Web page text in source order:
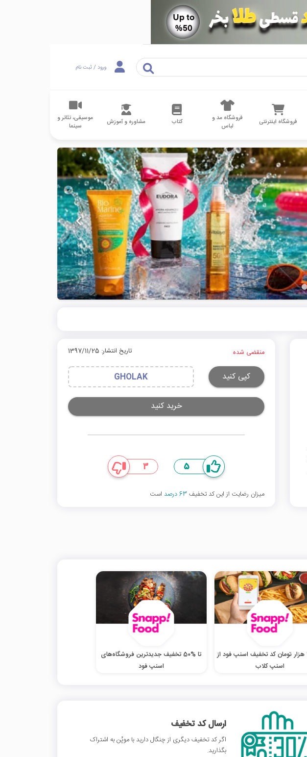
ورود / ثبت نام
فروشگاه اینترنتی
فروشگاه مد و
لباس
کتاب مشاوره و آموزش
موسیقی، تئاتر و
سینما
منقضی شده تاریخ انتشار: 1397/11/25
کپی کنید GHOLAK
خرید کنید
5
3
میزان رضایت از این کد تخفیف 63 درصد است
تا 300 هزار تومان کد تخفیف اسنپ فود از
اسنپ کلاب
تا %50 تخفیف جدیدترین فروشگاه‌های
اسنپ فود
ارسال کد تخفیف
اگر کد تخفیف دیگری از چنگال دارید با موپُن به اشتراک
بگذارید.